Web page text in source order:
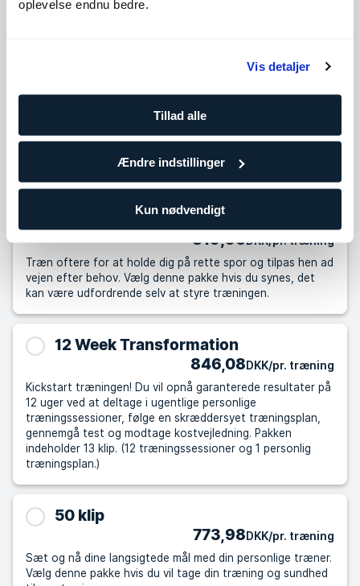
oplevelse endnu bedre.
Vis detaljer
Tillad alle
Ændre indstillinger
Kun nødvendigt
Level 4
10 klip
859,90
Træn oftere for at holde dig på rette spor og tilpas hen ad
træner regelmæssigt eller i gruppetimer.
819,96DKK/pr. træning
Træn oftere for at holde dig på rette spor og tilpas hen ad
vejen efter behov. Vælg denne pakke hvis du synes, det
kan være udfordrende selv at styre træningen.
12 Week Transformation
846,08DKK/pr. træning
Kickstart træningen! Du vil opnå garanterede resultater på
12 uger ved at deltage i ugentlige personlige
træningssessioner, følge en skræddersyet træningsplan,
gennemgå test og modtage kostvejledning. Pakken
indeholder 13 klip. (12 træningssessioner og 1 personlig
træningsplan.)
50 klip
773,98DKK/pr. træning
Sæt og nå dine langsigtede mål med din personlige træner.
Vælg denne pakke hvis du vil tage din træning og sundhed